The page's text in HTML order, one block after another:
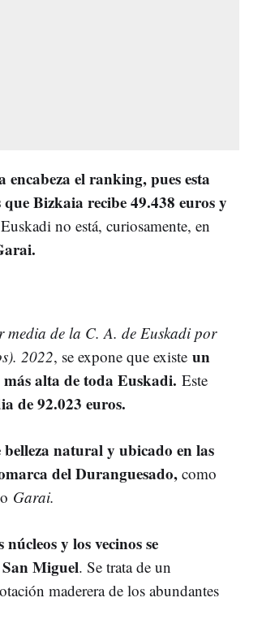
encabeza el ranking, pues esta
Bizkaia recibe 49.438 euros y
no está, curiosamente, en
media de la C. A. de Euskadi por
2022, se expone que existe un
alta de toda Euskadi. Este
de 92.023 euros.
natural y ubicado en las
del Duranguesado,como
Garai.
y los vecinos se
Miguel. Se trata de un
maderera de los abundantes